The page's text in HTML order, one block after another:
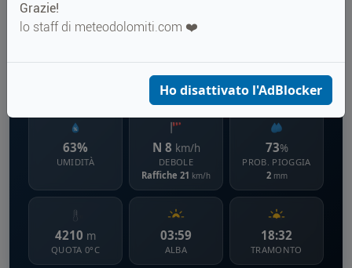
↑ 18° ↓ 14°
Forcella Lastè
63%
UMIDITÀ
N 8 km/h
DEBOLE
Raffiche 21 km/h
73%
PROB. PIOGGIA
2 mm
4210 m
QUOTA 0°C
03:59
ALBA
18:32
TRAMONTO
Grazie!
lo staff di meteodolomiti.com ❤️
Ho disattivato l'AdBlocker